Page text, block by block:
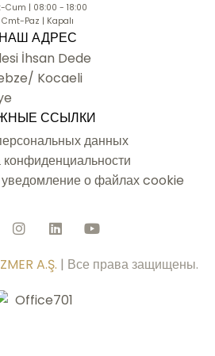
Cum | 08:00 - 18:00
Cmt-Paz | Kapalı
НАШ АДРЕС
İhsan Dede
Kocaeli
ССЫЛКИ
данных
конфиденциальности
о файлах cookie
A.Ş. | Все права защищены.